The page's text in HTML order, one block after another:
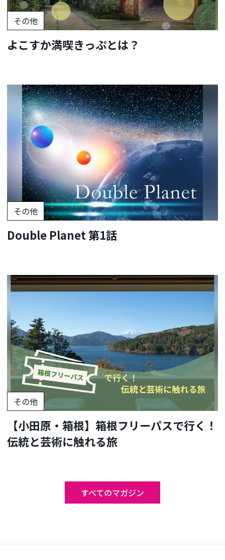
その他
よこすか満喫きっぷとは？
その他
Double Planet 第1話
その他
【小田原・箱根】箱根フリーパスで行く！
伝統と芸術に触れる旅
すべてのマガジン